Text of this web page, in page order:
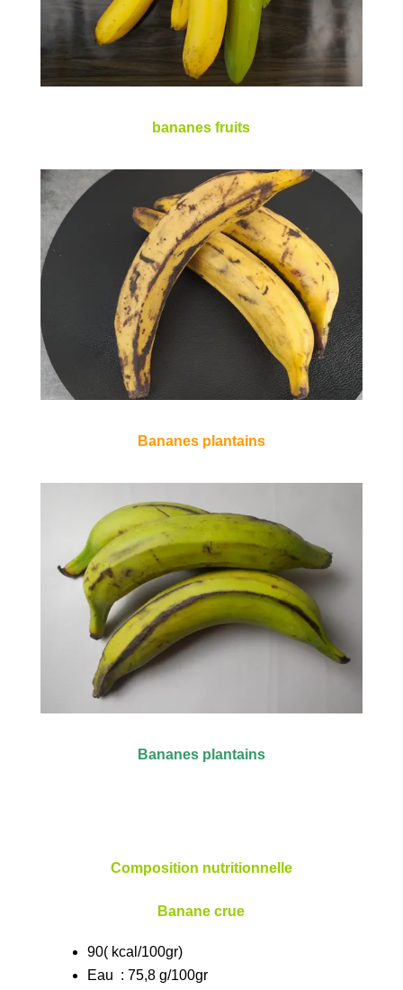
bananes fruits
Bananes plantains
Bananes plantains
Composition nutritionnelle
Banane crue
90( kcal/100gr)
Eau : 75,8 g/100gr